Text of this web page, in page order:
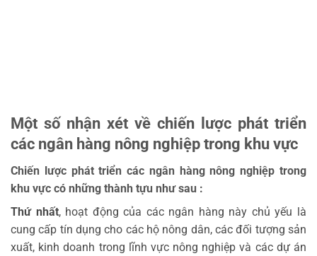
Một số nhận xét về chiến lược phát triển
các ngân hàng nông nghiệp trong khu vực
Chiến lược phát triển các ngân hàng nông nghiệp trong
khu vực có những thành tựu như sau :
Thứ nhất, hoạt động của các ngân hàng này chủ yếu là
cung cấp tín dụng cho các hộ nông dân, các đối tượng sản
xuất, kinh doanh trong lĩnh vực nông nghiệp và các dự án